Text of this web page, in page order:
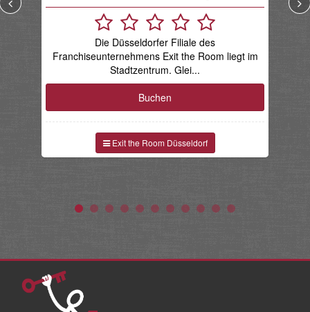
Die Düsseldorfer Filiale des
Franchiseunternehmens Exit the Room liegt im
Stadtzentrum. Glei...
Buchen
Exit the Room Düsseldorf